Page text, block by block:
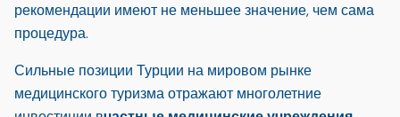
рекомендации имеют не меньшее значение, чем сама
процедура.
Сильные позиции Турции на мировом рынке
медицинского туризма отражают многолетние